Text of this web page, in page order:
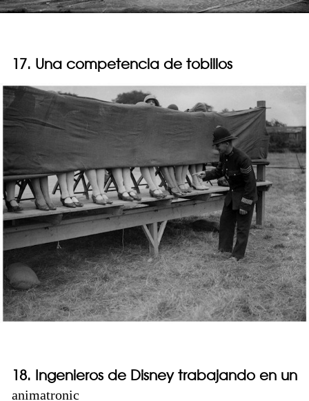
17. Una competencia de tobillos
18. Ingenieros de Disney trabajando en un
animatronic